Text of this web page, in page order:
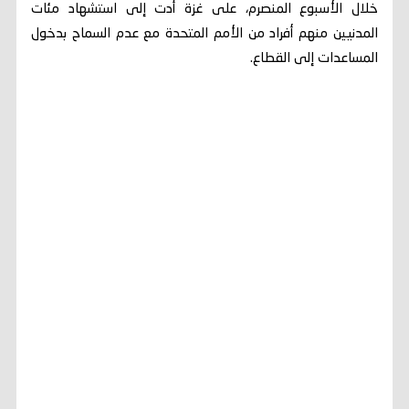
خلال الأسبوع المنصرم، على غزة أدت إلى استشهاد مئات
المدنيين منهم أفراد من الأمم المتحدة مع عدم السماح بدخول
المساعدات إلى القطاع.